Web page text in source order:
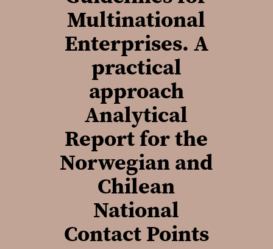
Multinational
Enterprises. A
practical
approach
Analytical
Report for the
Norwegian and
Chilean
National
Contact Points